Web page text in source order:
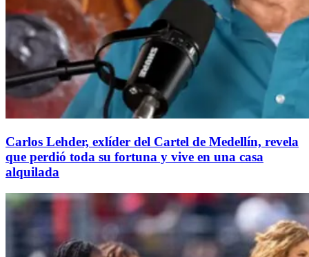
Carlos Lehder, exlíder del Cartel de Medellín, revela
que perdió toda su fortuna y vive en una casa
alquilada